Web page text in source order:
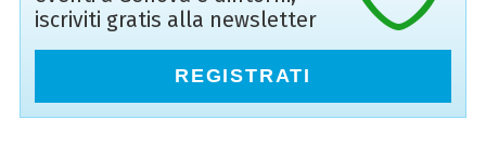
iscriviti gratis alla newsletter
REGISTRATI